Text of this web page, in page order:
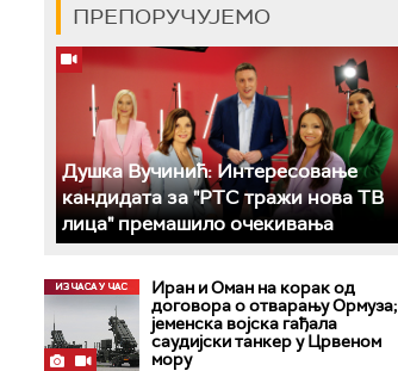
ПРЕПОРУЧУЈЕМО
Душка Вучинић: Интересовање
кандидата за "РТС тражи нова ТВ
лица" премашило очекивања
Иран и Оман на корак од
договора о отварању Ормуза;
jеменска војска гађала
саудијски танкер у Црвеном
мору